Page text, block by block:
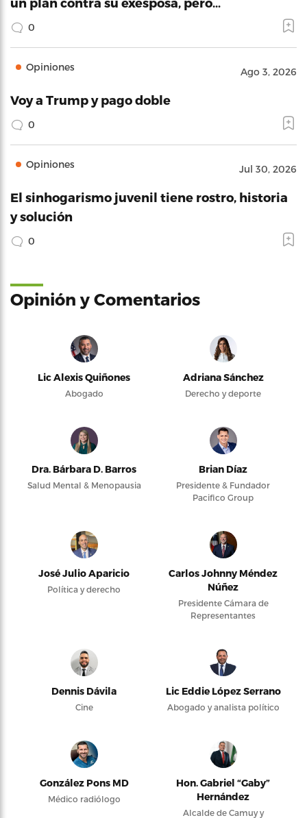
0
Opiniones Ago 3, 2026
Voy a Trump y pago doble
0
Opiniones Jul 30, 2026
El sinhogarismo juvenil tiene rostro, historia
y solución
0
Opinión y Comentarios
Lic Alexis Quiñones
Abogado
Adriana Sánchez
Derecho y deporte
Dra. Bárbara D. Barros
Salud Mental & Menopausia
Brian Díaz
Presidente & Fundador
Pacifico Group
José Julio Aparicio
Política y derecho
Carlos Johnny Méndez
Núñez
Presidente Cámara de
Representantes
Dennis Dávila
Cine
Lic Eddie López Serrano
Abogado y analista político
González Pons MD
Médico radiólogo
Hon. Gabriel “Gaby”
Hernández
Alcalde de Camuy y